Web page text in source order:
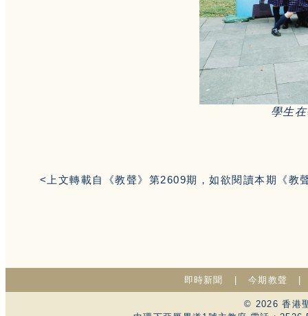
學生
<上文轉載自《教聲》第2609期，如欲閱讀本期《教
即時新聞 今期教聲
© 2026 香港